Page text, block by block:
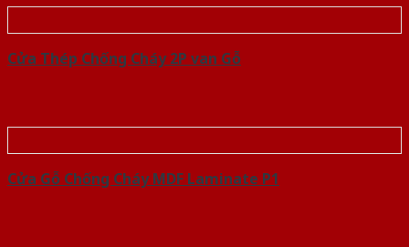
Cửa Thép Chống Cháy 2P van Gỗ
Cửa Gỗ Chống Cháy MDF Laminate P1